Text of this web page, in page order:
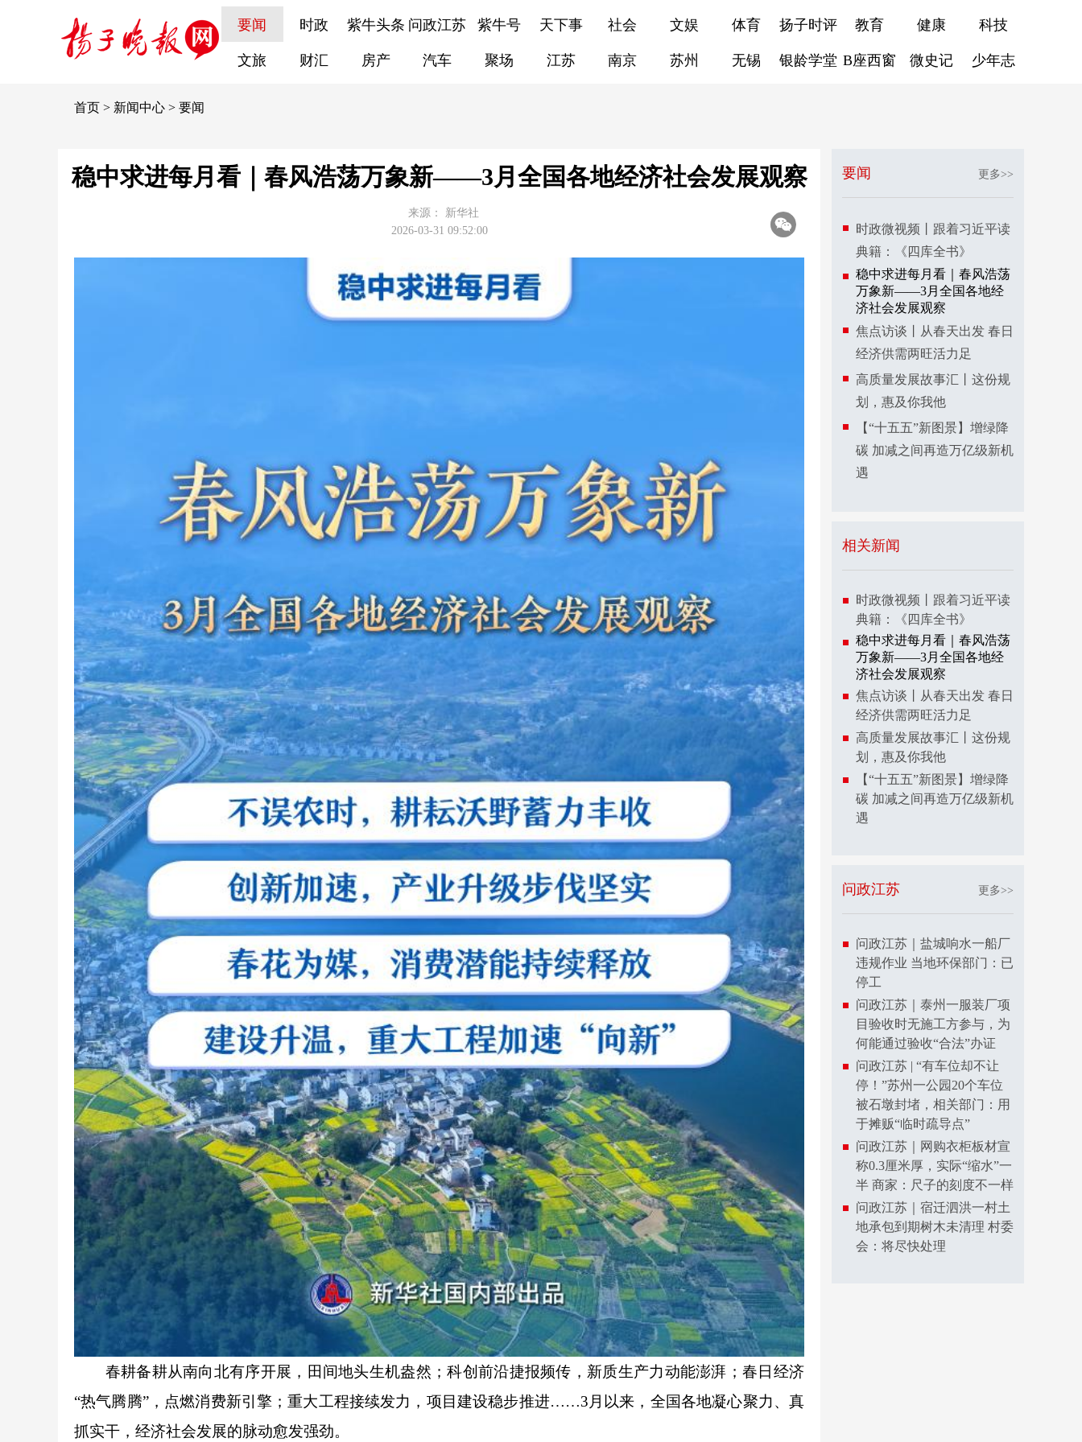
要闻 时政 紫牛头条 问政江苏 紫牛号 天下事 社会 文娱 体育 扬子时评 教育 健康 科技
文旅 财汇 房产 汽车 聚场 江苏 南京 苏州 无锡 银龄学堂 B座西窗 微史记 少年志
首页 > 新闻中心 > 要闻
稳中求进每月看｜春风浩荡万象新——3月全国各地经济社会发展观察
来源：
新华社
2026-03-31 09:52:00
春耕备耕从南向北有序开展，田间地头生机盎然；科创前沿捷报频传，新质生产力动能澎湃；春日经济
“热气腾腾”，点燃消费新引擎；重大工程接续发力，项目建设稳步推进……3月以来，全国各地凝心聚力、真
抓实干，经济社会发展的脉动愈发强劲。
要闻 更多>>
时政微视频丨跟着习近平读
典籍：《四库全书》
稳中求进每月看｜春风浩荡
万象新——3月全国各地经
济社会发展观察
焦点访谈丨从春天出发 春日
经济供需两旺活力足
高质量发展故事汇丨这份规
划，惠及你我他
【“十五五”新图景】增绿降
碳 加减之间再造万亿级新机
遇
相关新闻
时政微视频丨跟着习近平读
典籍：《四库全书》
稳中求进每月看｜春风浩荡
万象新——3月全国各地经
济社会发展观察
焦点访谈丨从春天出发 春日
经济供需两旺活力足
高质量发展故事汇丨这份规
划，惠及你我他
【“十五五”新图景】增绿降
碳 加减之间再造万亿级新机
遇
问政江苏 更多>>
问政江苏｜盐城响水一船厂
违规作业 当地环保部门：已
停工
问政江苏｜泰州一服装厂项
目验收时无施工方参与，为
何能通过验收“合法”办证
问政江苏 | “有车位却不让
停！”苏州一公园20个车位
被石墩封堵，相关部门：用
于摊贩“临时疏导点”
问政江苏｜网购衣柜板材宣
称0.3厘米厚，实际“缩水”一
半 商家：尺子的刻度不一样
问政江苏｜宿迁泗洪一村土
地承包到期树木未清理 村委
会：将尽快处理